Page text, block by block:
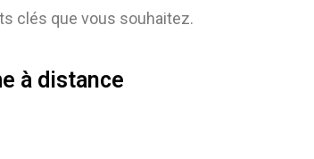
clés que vous souhaitez.
à distance